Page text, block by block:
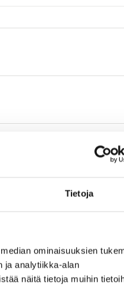
Tietoja
ominaisuuksien
ja analytiikka-alan
näitä tietoja muihin